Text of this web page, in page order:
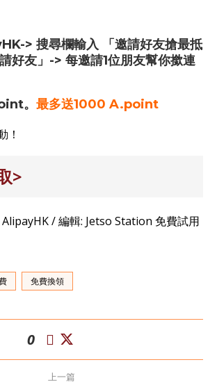
> 搜尋欄輸入 「邀請好友搶最抵
好友」-> 每邀請1位朋友幫你撳連
。 最多送1000 A.point
！
>
/ 編輯: Jetso Station 免費試用
免費換領
0
上一篇